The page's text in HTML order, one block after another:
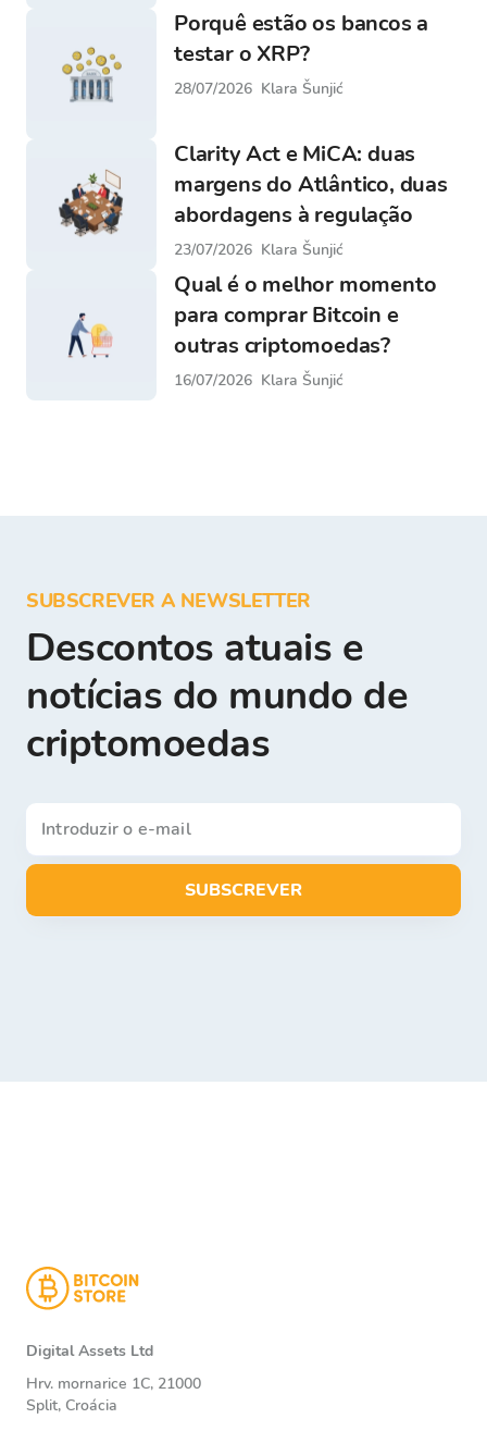
Porquê estão os bancos a
testar o XRP?
28/07/2026 Klara Šunjić
Clarity Act e MiCA: duas
margens do Atlântico, duas
abordagens à regulação
23/07/2026 Klara Šunjić
Qual é o melhor momento
para comprar Bitcoin e
outras criptomoedas?
16/07/2026 Klara Šunjić
SUBSCREVER A NEWSLETTER
Descontos atuais e
notícias do mundo de
criptomoedas
SUBSCREVER
Digital Assets Ltd
Hrv. mornarice 1C, 21000
Split, Croácia